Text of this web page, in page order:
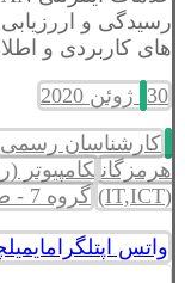
رسیدگی و
های کاربردی و
30 ژوئن 2020
کارشناسان رسمی
هرمزگان کامپیوتر
(IT,ICT)
گروه 7 - صنعت و فن
واتس اپتلگرامایمیل